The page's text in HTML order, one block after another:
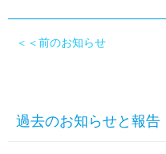
＜＜前のお知らせ
過去のお知らせと報告